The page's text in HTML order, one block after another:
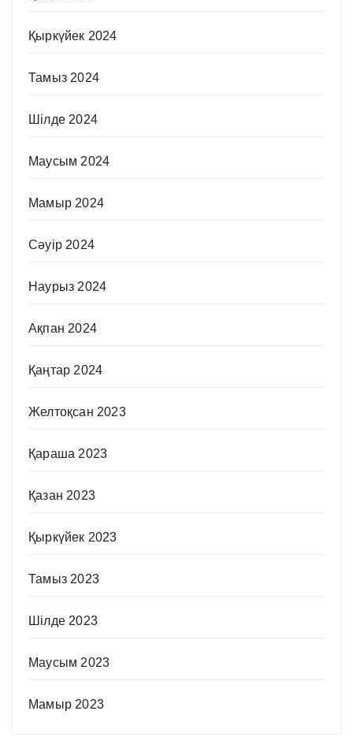
Қыркүйек 2024
Тамыз 2024
Шілде 2024
Маусым 2024
Мамыр 2024
Сәуір 2024
Наурыз 2024
Ақпан 2024
Қаңтар 2024
Желтоқсан 2023
Қараша 2023
Қазан 2023
Қыркүйек 2023
Тамыз 2023
Шілде 2023
Маусым 2023
Мамыр 2023